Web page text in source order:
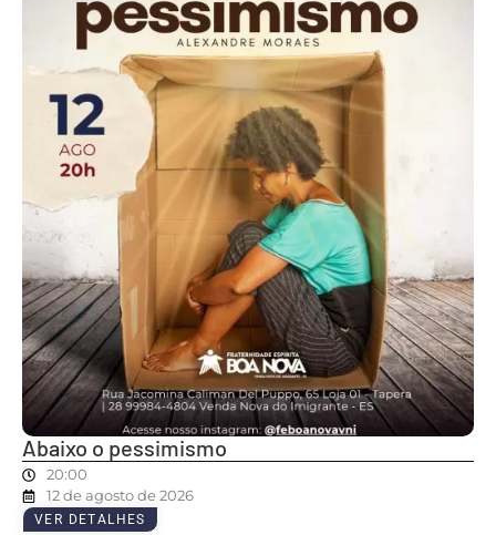
Abaixo o pessimismo
20:00
12 de agosto de 2026
VER DETALHES